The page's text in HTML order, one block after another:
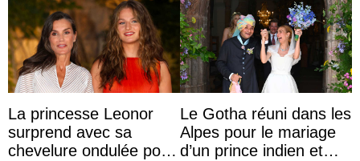
La princesse Leonor
surprend avec sa
chevelure ondulée pour
Le Gotha réuni dans les
Alpes pour le mariage
d’un prince indien et